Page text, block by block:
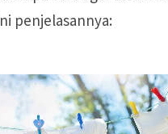
penjelasannya: